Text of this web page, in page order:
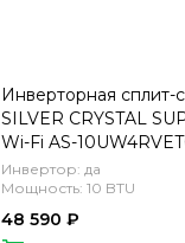
Инверторная сплит-
SILVER CRYSTAL
Wi-Fi AS-
(комплект)
Инвертор: да
Мощность: 10 BTU
48 590 ₽